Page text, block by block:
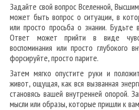
Задайте свой вопрос Вселенной,
может быть вопрос о ситуации, в
или просто просьба о знании.
Ответ может прийти в виде
воспоминания или просто глубокого
форсируйте, просто парите.
Затем мягко опустите руки и
живот, ощущая, как вся вызванная
становясь вашей внутренней опорой.
мысли или образы, которые пришли к